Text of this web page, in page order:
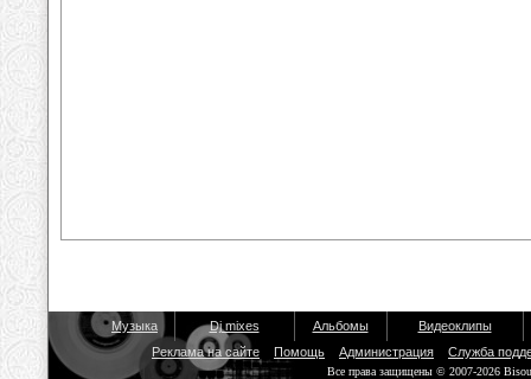
Музыка Dj mixes Альбомы
Видеоклипы
Реклама на сайте
Помощь Администрация Служба
Все права защищены © 2007-2026